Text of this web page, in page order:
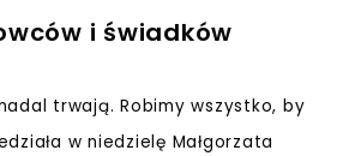
i świadków
trwają. Robimy wszystko, by
w niedzielę Małgorzata